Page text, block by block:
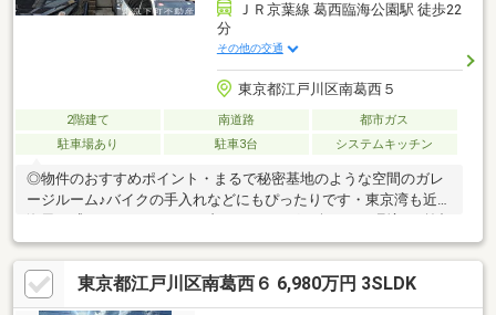
ＪＲ京葉線 葛西臨海公園駅 徒歩22
分
その他の交通
東京都江戸川区南葛西５
2階建て 南道路
都市ガス
駐車場あり
駐車3台 システムキッチン
◎物件のおすすめポイント・まるで秘密基地のような空間のガレ
ージルーム♪バイクの手入れなどにもぴったりです・東京湾も近く
高湾岸線の葛西ＩＣも非常に近い立地です・お車３台駐車可能！
前面道路も幅員約７ｍと出入りもしやすいですね・２階のバルコ
ニーからはＴＤＬの花火もご覧いただけます （将来にわたって
保証するものではございません）◆お電話もしくはメールにてお
東京都江戸川区南葛西６ 6,980万円 3SLDK